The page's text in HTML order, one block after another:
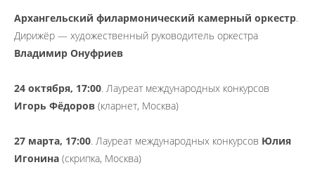
Архангельский филармонический камерный оркестр.
Дирижёр — художественный руководитель оркестра
Владимир Онуфриев
24 октября, 17:00. Лауреат международных конкурсов
Игорь Фёдоров (кларнет, Москва)
27 марта, 17:00. Лауреат международных конкурсов Юлия
Игонина (скрипка, Москва)